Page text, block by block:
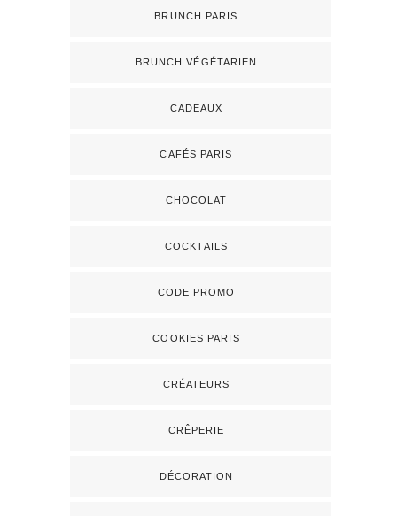
BRUNCH PARIS
BRUNCH VÉGÉTARIEN
CADEAUX
CAFÉS PARIS
CHOCOLAT
COCKTAILS
CODE PROMO
COOKIES PARIS
CRÉATEURS
CRÊPERIE
DÉCORATION